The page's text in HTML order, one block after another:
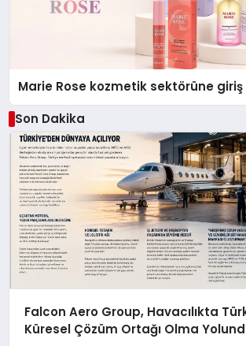
Marie Rose kozmetik sektörüne giriş
Son Dakika
Falcon Aero Group, Havacılıkta
Küresel Çözüm Ortağı Olma